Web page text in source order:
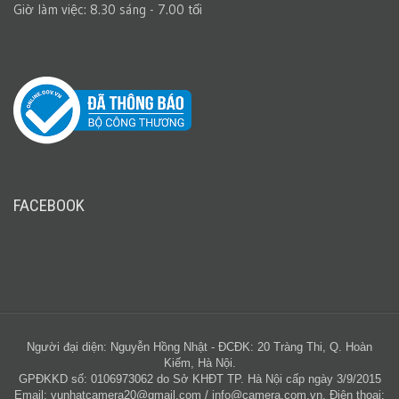
Giờ làm việc: 8.30 sáng - 7.00 tối
FACEBOOK
Người đại diện: Nguyễn Hồng Nhật - ĐCĐK: 20 Tràng Thi, Q. Hoàn
Kiếm, Hà Nội.
GPĐKKD số: 0106973062 do Sở KHĐT TP. Hà Nội cấp ngày 3/9/2015
Email: vunhatcamera20@gmail.com / info@camera.com.vn . Điện thoại: